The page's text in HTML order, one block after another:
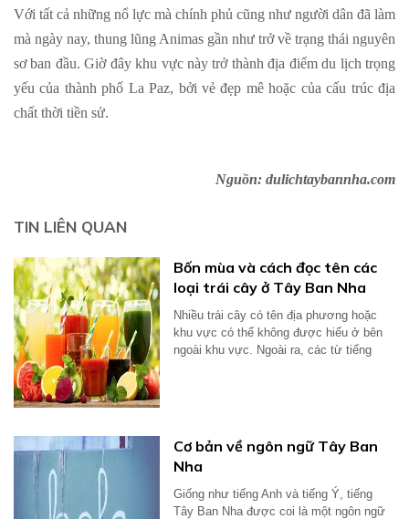
Với tất cả những nổ lực mà chính phủ cũng như người dân đã làm
mà ngày nay, thung lũng Animas gần như trở về trạng thái nguyên
sơ ban đầu. Giờ đây khu vực này trở thành địa điểm du lịch trọng
yếu của thành phố La Paz, bởi vẻ đẹp mê hoặc của cấu trúc địa
chất thời tiền sử.
Nguồn: dulichtaybannha.com
TIN LIÊN QUAN
Bốn mùa và cách đọc tên các
loại trái cây ở Tây Ban Nha
Nhiều trái cây có tên địa phương hoặc
khu vực có thể không được hiểu ở bên
ngoài khu vực. Ngoài ra, các từ tiếng
Cơ bản về ngôn ngữ Tây Ban
Nha
Giống như tiếng Anh và tiếng Ý, tiếng
Tây Ban Nha được coi là một ngôn ngữ